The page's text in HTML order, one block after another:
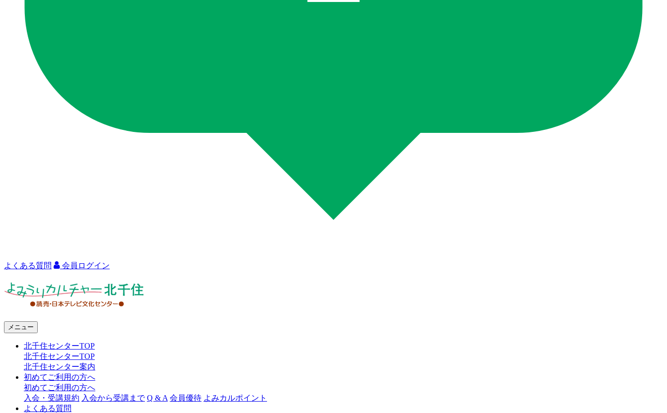
よくある質問 会員ログイン
ャ
メニュー
北千住センターTOP
北千住センターTOP
北千住センター案内
初めてご利用の方へ
初めてご利用の方へ
入会・受講規約 入会から受講まで Q & A 会員優待 よみカルポイント
よくある質問